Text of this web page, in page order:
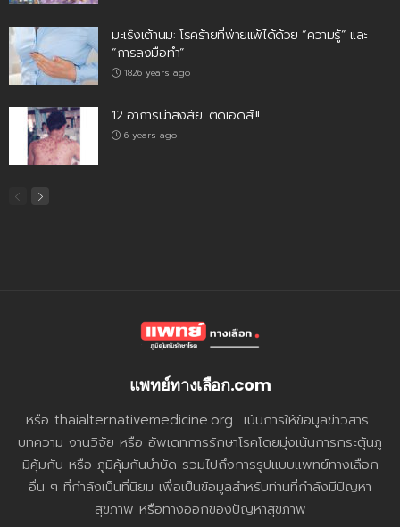
มะเร็งเต้านม: โรคร้ายที่พ่ายแพ้ได้ด้วย “ความรู้” และ
“การลงมือทำ”
1826 years ago
12 อาการน่าสงสัย…ติดเอดส์!!!
6 years ago
แพทย์ทางเลือก.com
หรือ thaialternativemedicine.org เน้นการให้ข้อมูลข่าวสาร
บทความ งานวิจัย หรือ อัพเดทการรักษาโรคโดยมุ่งเน้นการกระตุ้นภู
มิคุ้มกัน หรือ ภูมิคุ้มกันบำบัด รวมไปถึงการรูปแบบแพทย์ทางเลือก
อื่น ๆ ที่กำลังเป็นที่นิยม เพื่อเป็นข้อมูลสำหรับท่านที่กำลังมีปัญหา
สุขภาพ หรือทางออกของปัญหาสุขภาพ